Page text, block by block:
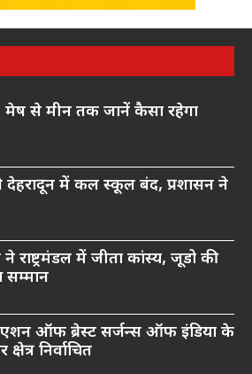
से मीन तक जानें कैसा रहेगा
में कल स्कूल बंद, प्रशासन ने
ने राष्ट्रमंडल में जीता कांस्य, जूडो की
ऑफ ब्रेस्ट सर्जन्स ऑफ इंडिया के
निर्वाचित